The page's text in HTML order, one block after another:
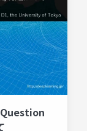
Question